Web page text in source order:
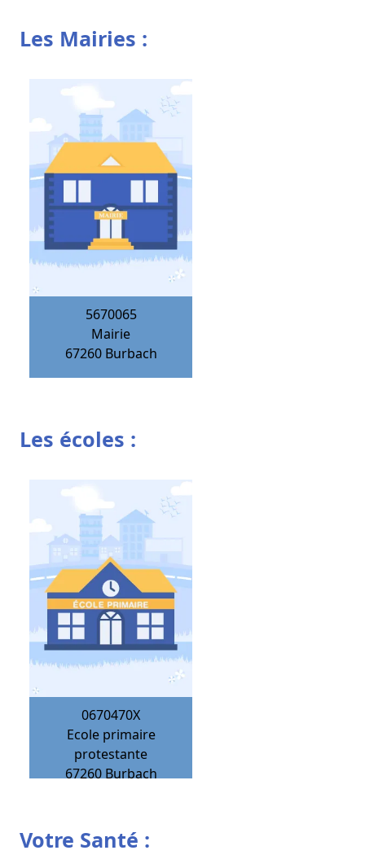
Les Mairies :
5670065
Mairie
67260 Burbach
Les écoles :
0670470X
Ecole primaire
protestante
67260 Burbach
Votre Santé :